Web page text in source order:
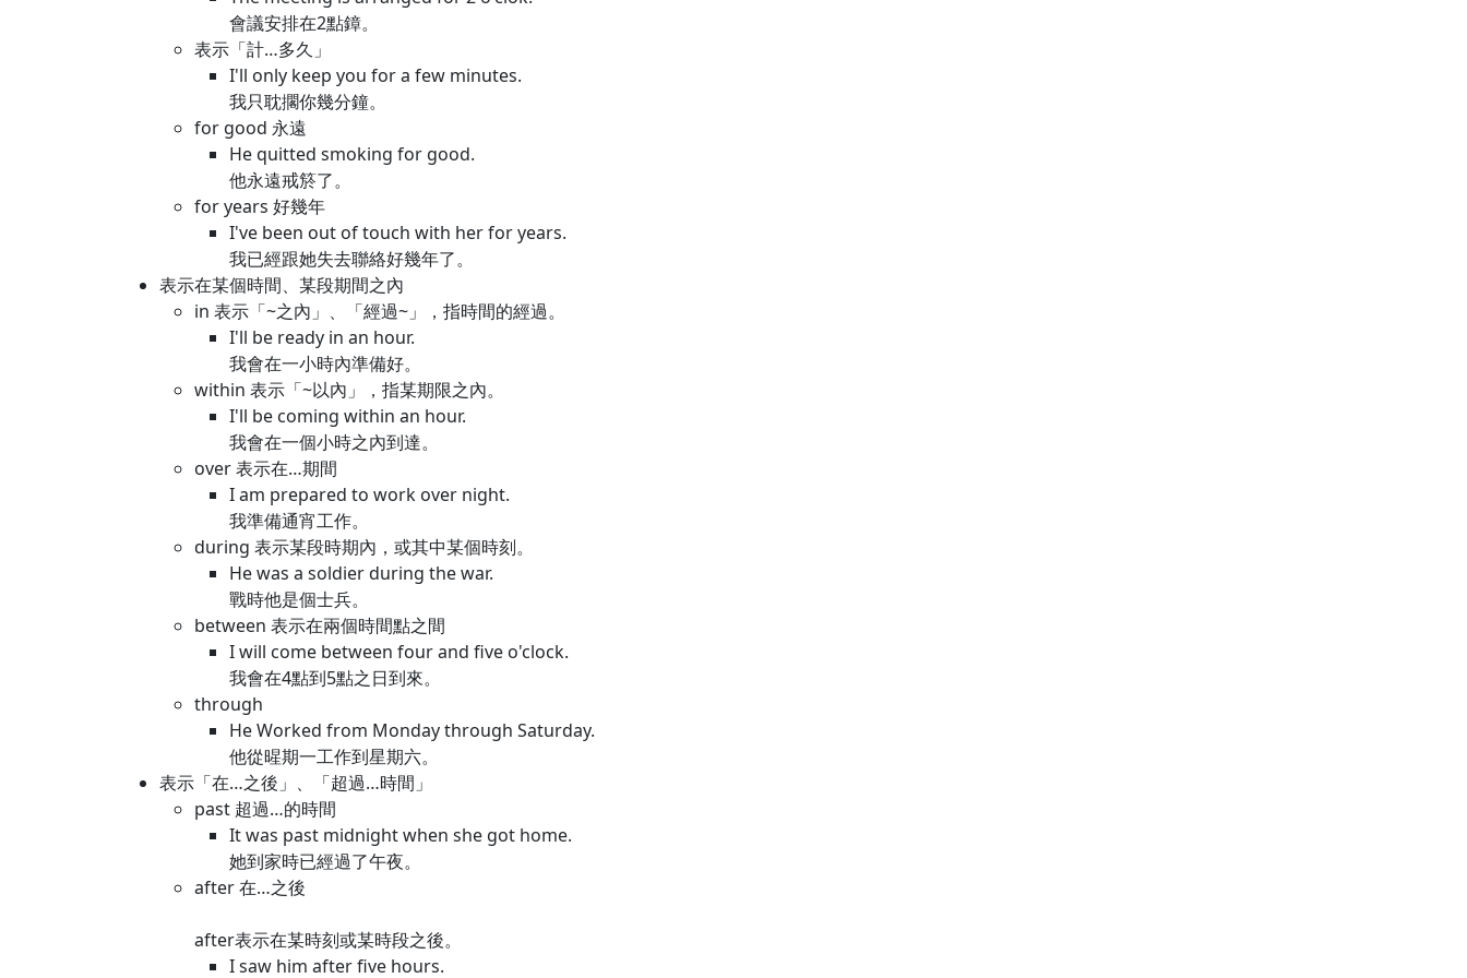
會議安排在2點鏱。
表示「計…多久」
I'll only keep you for a few minutes.
我只耽擱你幾分鐘。
for good 永遠
He quitted smoking for good.
他永遠戒箊了。
for years 好幾年
I've been out of touch with her for years.
我已經跟她失去聯絡好幾年了。
表示在某個時間、某段期間之內
in 表示「~之內」、「經過~」，指時間的經過。
I'll be ready in an hour.
我會在一小時內準備好。
within 表示「~以內」，指某期限之內。
I'll be coming within an hour.
我會在一個小時之內到達。
over 表示在…期間
I am prepared to work over night.
我準備通宵工作。
during 表示某段時期內，或其中某個時刻。
He was a soldier during the war.
戰時他是個士兵。
between 表示在兩個時間點之間
I will come between four and five o'clock.
我會在4點到5點之日到來。
through
He Worked from Monday through Saturday.
他從暒期一工作到星期六。
表示「在…之後」、「超過…時間」
past 超過…的時間
It was past midnight when she got home.
她到家時已經過了午夜。
after 在…之後
after表示在某時刻或某時段之後。
I saw him after five hours.